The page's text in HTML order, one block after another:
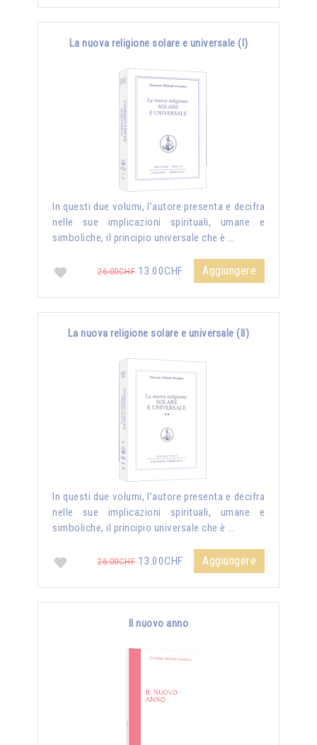
La nuova religione solare e universale (I)
In questi due volumi, l’autore presenta e decifra
nelle sue implicazioni spirituali, umane e
simboliche, il principio universale che è …
26.00CHF 13.00CHF Aggiungere
La nuova religione solare e universale (II)
In questi due volumi, l’autore presenta e decifra
nelle sue implicazioni spirituali, umane e
simboliche, il principio universale che è …
26.00CHF 13.00CHF Aggiungere
Il nuovo anno